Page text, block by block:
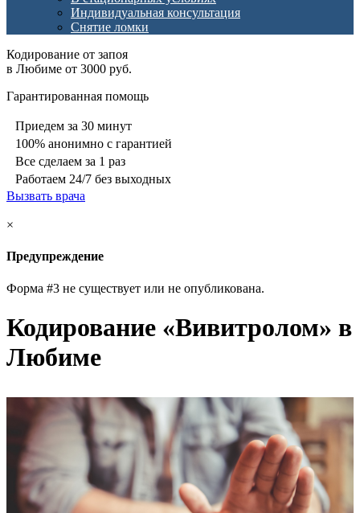
Индивидуальная консультация
Снятие ломки
Кодирование от запоя
в Любиме от 3000 руб.
Гарантированная помощь
Приедем за 30 минут
100% анонимно с гарантией
Все сделаем за 1 раз
Работаем 24/7 без выходных
Вызвать врача
×
Предупреждение
Форма #3 не существует или не опубликована.
Кодирование «Вивитролом» в
Любиме